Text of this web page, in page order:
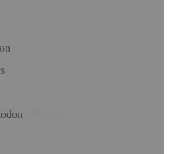
Hol dir die App!